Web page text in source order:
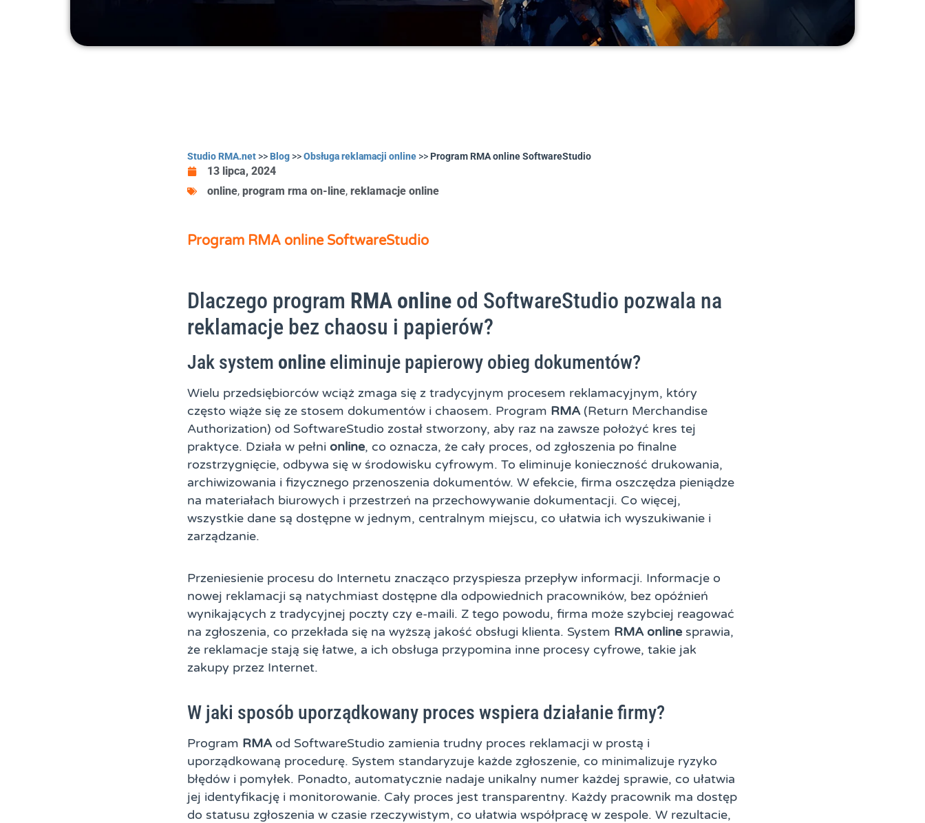
Studio RMA.net >>Blog >>Obsługa reklamacji online >> Program RMA online SoftwareStudio
13 lipca, 2024
online, program rma on-line, reklamacje online
Program RMA online SoftwareStudio
Dlaczego program RMA online od SoftwareStudio pozwala na
reklamacje bez chaosu i papierów?
Jak system online eliminuje papierowy obieg dokumentów?
Wielu przedsiębiorców wciąż zmaga się z tradycyjnym procesem reklamacyjnym, który
często wiąże się ze stosem dokumentów i chaosem. Program RMA(Return Merchandise
Authorization) od SoftwareStudio został stworzony, aby raz na zawsze położyć kres tej
praktyce. Działa w pełni online, co oznacza, że cały proces, od zgłoszenia po finalne
rozstrzygnięcie, odbywa się w środowisku cyfrowym. To eliminuje konieczność drukowania,
archiwizowania i fizycznego przenoszenia dokumentów. W efekcie, firma oszczędza pieniądze
na materiałach biurowych i przestrzeń na przechowywanie dokumentacji. Co więcej,
wszystkie dane są dostępne w jednym, centralnym miejscu, co ułatwia ich wyszukiwanie i
zarządzanie.
Przeniesienie procesu do Internetu znacząco przyspiesza przepływ informacji. Informacje o
nowej reklamacji są natychmiast dostępne dla odpowiednich pracowników, bez opóźnień
wynikających z tradycyjnej poczty czy e-maili. Z tego powodu, firma może szybciej reagować
na zgłoszenia, co przekłada się na wyższą jakość obsługi klienta. System RMA online sprawia,
że reklamacje stają się łatwe, a ich obsługa przypomina inne procesy cyfrowe, takie jak
zakupy przez Internet.
W jaki sposób uporządkowany proces wspiera działanie firmy?
Program RMAod SoftwareStudio zamienia trudny proces reklamacji w prostą i
uporządkowaną procedurę. System standaryzuje każde zgłoszenie, co minimalizuje ryzyko
błędów i pomyłek. Ponadto, automatycznie nadaje unikalny numer każdej sprawie, co ułatwia
jej identyfikację i monitorowanie. Cały proces jest transparentny. Każdy pracownik ma dostęp
do statusu zgłoszenia w czasie rzeczywistym, co ułatwia współpracę w zespole. W rezultacie,